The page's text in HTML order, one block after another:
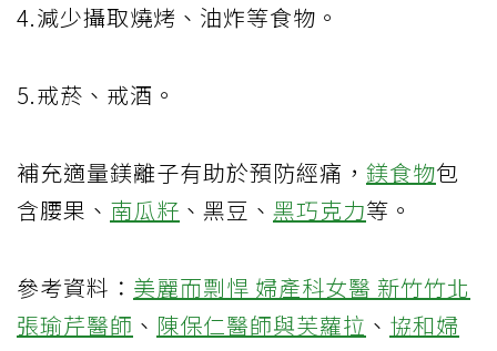
4.減少攝取燒烤、油炸等食物。
5.戒菸、戒酒。
補充適量鎂離子有助於預防經痛， 鎂食物包
含腰果、 南瓜籽 、黑豆、 黑巧克力等。
參考資料： 美麗而剽悍 婦產科女醫 新竹竹北
張瑜芹醫師 、 陳保仁醫師與芙蘿拉 、 協和婦